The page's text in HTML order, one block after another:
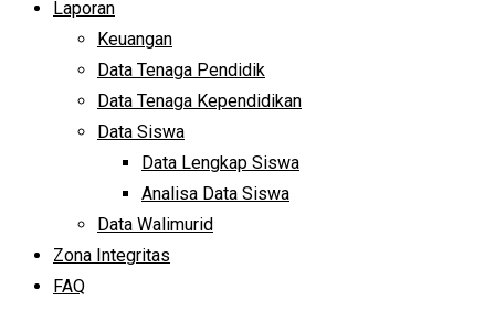
Laporan
Keuangan
Data Tenaga Pendidik
Data Tenaga Kependidikan
Data Siswa
Data Lengkap Siswa
Analisa Data Siswa
Data Walimurid
Zona Integritas
FAQ